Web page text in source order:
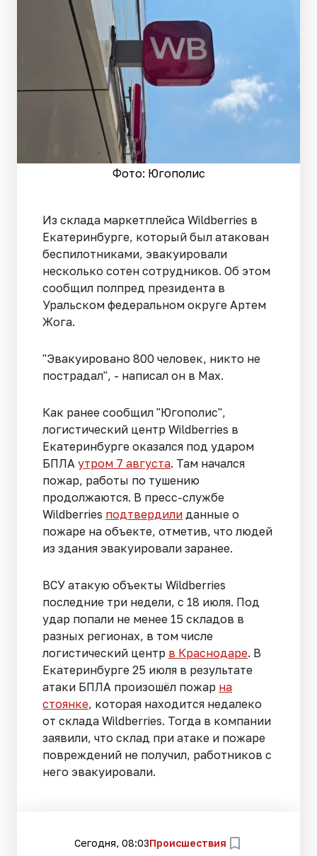
Фото: Югополис
Из склада маркетплейса Wildberries в
Екатеринбурге, который был атакован
беспилотниками, эвакуировали
несколько сотен сотрудников. Об этом
сообщил полпред президента в
Уральском федеральном округе Артем
Жога.
"Эвакуировано 800 человек, никто не
пострадал", - написал он в Max.
Как ранее сообщил "Югополис",
логистический центр Wildberries в
Екатеринбурге оказался под ударом
БПЛА утром 7 августа. Там начался
пожар, работы по тушению
продолжаются. В пресс-службе
Wildberries подтвердили данные о
пожаре на объекте, отметив, что людей
из здания эвакуировали заранее.
ВСУ атакую объекты Wildberries
последние три недели, с 18 июля. Под
удар попали не менее 15 складов в
разных регионах, в том числе
логистический центр в Краснодаре. В
Екатеринбурге 25 июля в результате
атаки БПЛА произошёл пожар на
стоянке, которая находится недалеко
от склада Wildberries. Тогда в компании
заявили, что склад при атаке и пожаре
повреждений не получил, работников с
него эвакуировали.
Сегодня, 08:03Происшествия